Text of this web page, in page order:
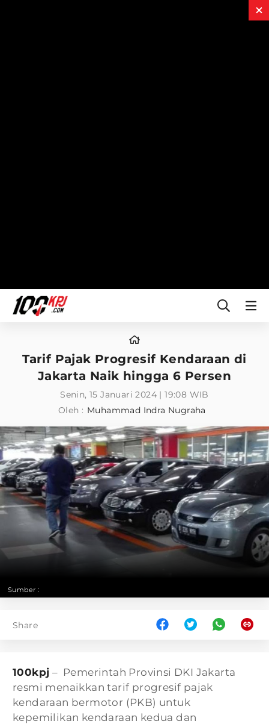
Tarif Pajak Progresif Kendaraan di
Jakarta Naik hingga 6 Persen
Senin, 15 Januari 2024 | 19:08 WIB
Oleh : Muhammad Indra Nugraha
Sumber :
Share
100kpj – Pemerintah Provinsi DKI Jakarta
resmi menaikkan tarif progresif pajak
kendaraan bermotor (PKB) untuk
kepemilikan kendaraan kedua dan